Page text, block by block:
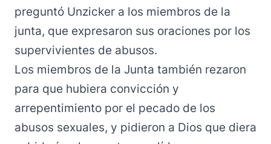
preguntó Unzicker a los miembros de la
junta, que expresaron sus oraciones por los
supervivientes de abusos.
Los miembros de la Junta también rezaron
para que hubiera convicción y
arrepentimiento por el pecado de los
abusos sexuales, y pidieron a Dios que diera